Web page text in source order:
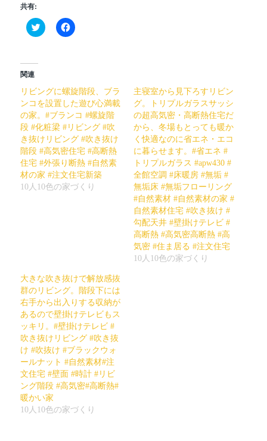
共有:
ク
リ
共
有
(新
し
い
ウ
ィ
ン
ド
ウ
で
開
き
ま
Facebook
で
ク
リ
ッ
ク
し
て
く
だ
さ
い
(新
し
い
ウ
関連
リビングに螺旋階段、ブラ
ンコを設置した遊び心満載
の家。#ブランコ #螺旋階
段 #化粧梁 #リビング #吹
き抜けリビング #吹き抜け
階段 #高気密住宅 #高断熱
住宅 #外張り断熱 #自然素
材の家 #注文住宅新築
10人10色の家づくり
主寝室から見下ろすリビン
グ。トリプルガラスサッシ
の超高気密・高断熱住宅だ
から、冬場もとっても暖か
く快適なのに省エネ・エコ
に暮らせます。#省エネ #
トリプルガラス #apw430 #
全館空調 #床暖房 #無垢 #
無垢床 #無垢フローリング
#自然素材 #自然素材の家 #
自然素材住宅 #吹き抜け #
勾配天井 #壁掛けテレビ #
高断熱 #高気密高断熱 #高
気密 #住ま居る #注文住宅
10人10色の家づくり
大きな吹き抜けで解放感抜
群のリビング。階段下には
右手から出入りする収納が
あるので壁掛けテレビもス
ッキリ。#壁掛けテレビ #
吹き抜けリビング #吹き抜
け #吹抜け #ブラックウォ
ールナット #自然素材#注
文住宅 #壁面 #時計 #リビ
ング階段 #高気密#高断熱#
暖かい家
10人10色の家づくり